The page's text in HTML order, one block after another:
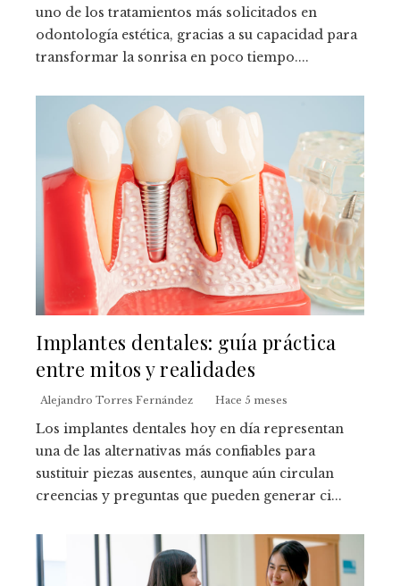
uno de los tratamientos más solicitados en
odontología estética, gracias a su capacidad para
transformar la sonrisa en poco tiempo....
Implantes dentales: guía práctica
entre mitos y realidades
Alejandro Torres Fernández Hace 5 meses
Los implantes dentales hoy en día representan
una de las alternativas más confiables para
sustituir piezas ausentes, aunque aún circulan
creencias y preguntas que pueden generar ci...